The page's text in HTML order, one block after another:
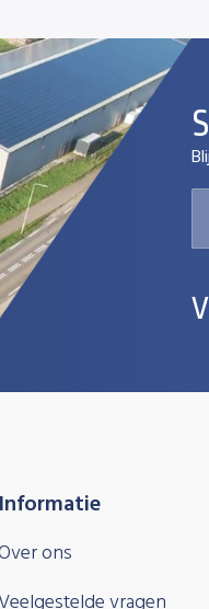
Informatie
ons